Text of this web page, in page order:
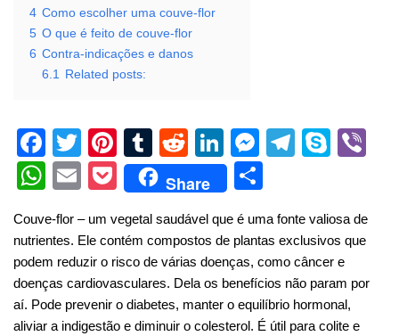
4 Como escolher uma couve-flor
5 O que é feito de couve-flor
6 Contra-indicações e danos
6.1 Related posts:
F
a
c
e
b
o
o
T
wi
tt
er
Pi
nt
er
e
st
T
u
m
bl
r
R
e
d
di
t
Li
n
k
e
dI
n
M
e
ss
e
n
g
er
T
gr
a
m
S
e
W
at
s
A
p
E
ail
P
ck
et
Share
ar
e
Couve-flor –um vegetal saudável que é uma fonte valiosa de
nutrientes. Ele contém compostos de plantas exclusivos que
podem reduzir o risco de várias doenças, como câncer e
doenças cardiovasculares. Dela os benefícios não param por
aí. Pode prevenir o diabetes, manter o equilíbrio hormonal,
aliviar a indigestão e diminuir o colesterol. É útil para colite e